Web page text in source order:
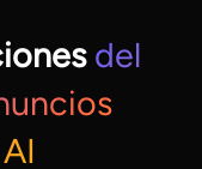
del